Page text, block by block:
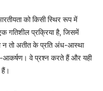
को किसी स्थिर रूप में
गतिशील प्रक्रिया है, जिसमें
न तो अतीत के प्रति अंध-आस्था
वे प्रश्न करते हैं और यही